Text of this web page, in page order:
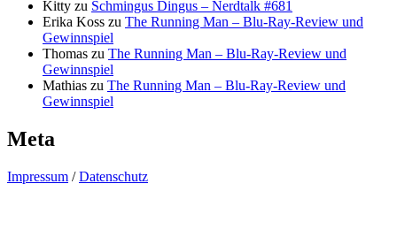
Kitty zu Schmingus Dingus – Nerdtalk #681
Erika Koss zu The Running Man – Blu-Ray-Review und
Gewinnspiel
Thomas zu The Running Man – Blu-Ray-Review und
Gewinnspiel
Mathias zu The Running Man – Blu-Ray-Review und
Gewinnspiel
Meta
Impressum /Datenschutz